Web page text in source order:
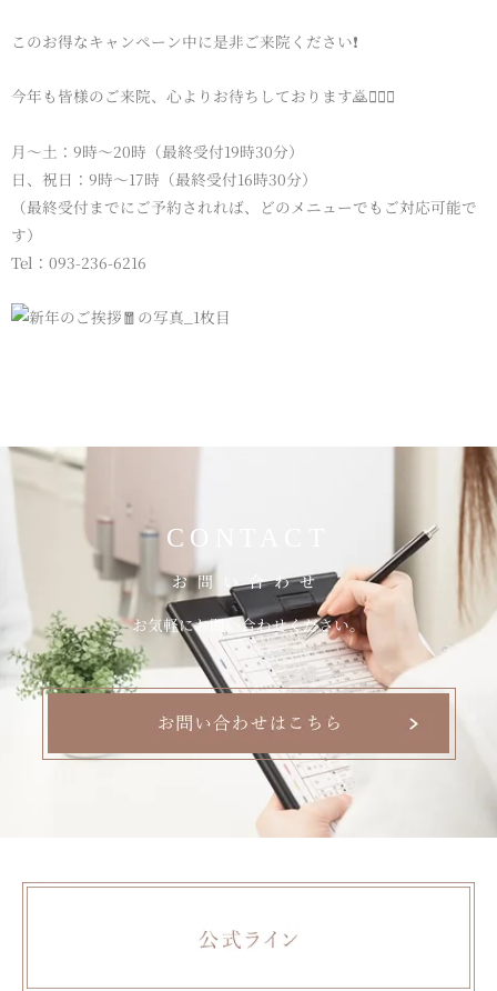
このお得なキャンペーン中に是非ご来院ください❗️
今年も皆様のご来院、心よりお待ちしております🙇🙇‍♀️✨
月～土：9時～20時（最終受付19時30分）
日、祝日：9時～17時（最終受付16時30分）
（最終受付までにご予約されれば、どのメニューでもご対応可能で
す）
Tel：093-236-6216
CONTACT
お問い合わせ
お気軽にお問い合わせください。